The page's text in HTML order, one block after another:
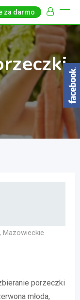
za darmo
Mazowieckie
porzeczki
młoda,